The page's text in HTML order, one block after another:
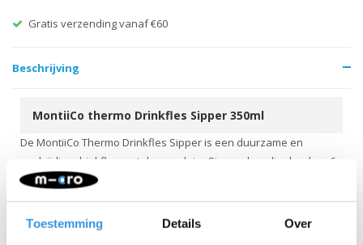
Toestemming Details Over
Gratis verzending vanaf €60
Beschrijving
MontiiCo thermo Drinkfles Sipper 350ml
De MontiiCo Thermo Drinkfles Sipper is een duurzame en
veelzijdige drinkfles met de populaire Sipper dop, die dranken 6–
8 uur warm houdt en tot 12 uur koud. Je kunt drinken door de fles
te kantelen of via het meegeleverde rietje van roestvrij staal. De
fles wordt geleverd met een bijpassende draagriem en een
beschermende bumper die helpt tegen krassen en stoten.